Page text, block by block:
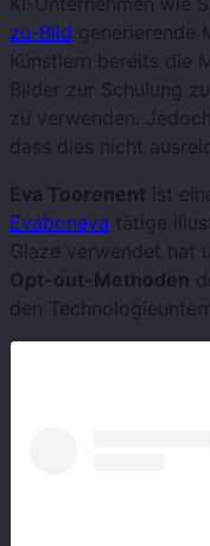
zu-Bild generierende
Künstlern bereits die
Bilder zur Schulung
zu verwenden.
dass dies nicht
Eva Toorenent ist
Evaboneva tätige
Glaze verwendet hat
Opt-out-Methoden
den